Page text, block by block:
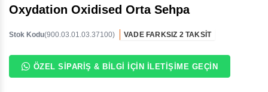
Oxydation Oxidised Orta Sehpa
(900.03.01.03.37100)
Stok Kodu VADE FARKSIZ 2 TAKSİT
ÖZEL SIPARIŞ & BILGI İÇIN İLETIŞIME GEÇIN